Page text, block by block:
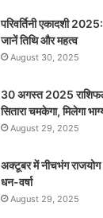
परिवर्तिनी एकादशी
जानें तिथि और महत्व
August 30, 2025
30 अगस्त 2025
सितारा चमकेगा, मिलेगा
August 29, 2025
अक्टूबर में नीचभंग राजयोग
धन-वर्षा
August 29, 2025